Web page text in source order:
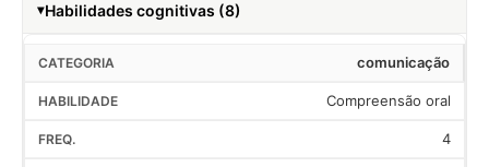
Habilidades cognitivas (8)
comunicação
Compreensão oral
4